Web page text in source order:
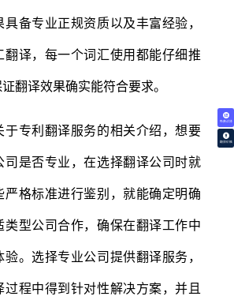
免费试译
翻译价格
备专业正规资质以及丰富经验，
翻译，每一个词汇使用都能仔细推
翻译效果确实能符合要求。
专利翻译服务的相关介绍，想要
司是否专业，在选择翻译公司时就
严格标准进行鉴别，就能确定明确
类型公司合作，确保在翻译工作中
。选择专业公司提供翻译服务，
程中得到针对性解决方案，并且